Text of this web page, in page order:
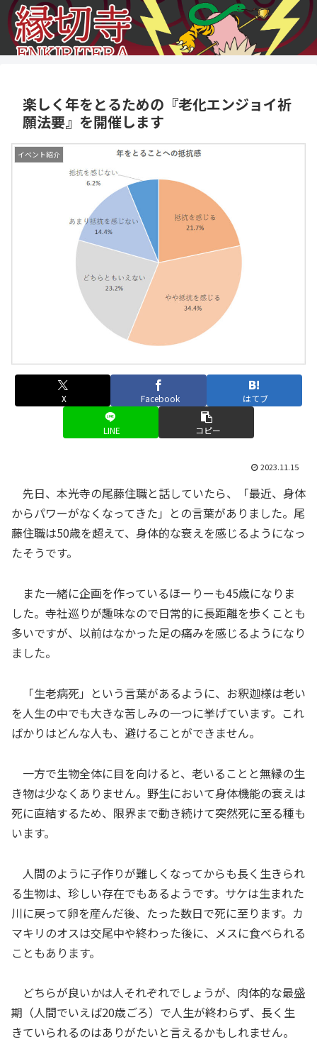
楽しく年をとるための『老化エンジョイ祈
願法要』を開催します
イベント紹介
X Facebook はてブ
LINE コピー
2023.11.15
先日、本光寺の尾藤住職と話していたら、「最近、身体
からパワーがなくなってきた」との言葉がありました。尾
藤住職は50歳を超えて、身体的な衰えを感じるようになっ
たそうです。
また一緒に企画を作っているほーりーも45歳になりま
した。寺社巡りが趣味なので日常的に長距離を歩くことも
多いですが、以前はなかった足の痛みを感じるようになり
ました。
「生老病死」という言葉があるように、お釈迦様は老い
を人生の中でも大きな苦しみの一つに挙げています。これ
ばかりはどんな人も、避けることができません。
一方で生物全体に目を向けると、老いることと無縁の生
き物は少なくありません。野生において身体機能の衰えは
死に直結するため、限界まで動き続けて突然死に至る種も
います。
人間のように子作りが難しくなってからも長く生きられ
る生物は、珍しい存在でもあるようです。サケは生まれた
川に戻って卵を産んだ後、たった数日で死に至ります。カ
マキリのオスは交尾中や終わった後に、メスに食べられる
こともあります。
どちらが良いかは人それぞれでしょうが、肉体的な最盛
期（人間でいえば20歳ごろ）で人生が終わらず、長く生
きていられるのはありがたいと言えるかもしれません。